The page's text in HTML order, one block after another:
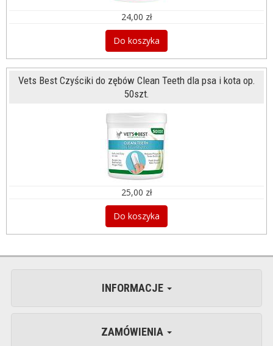
24,00 zł
Do koszyka
Vets Best Czyściki do zębów Clean Teeth dla psa i kota op.
50szt.
25,00 zł
Do koszyka
INFORMACJE
ZAMÓWIENIA